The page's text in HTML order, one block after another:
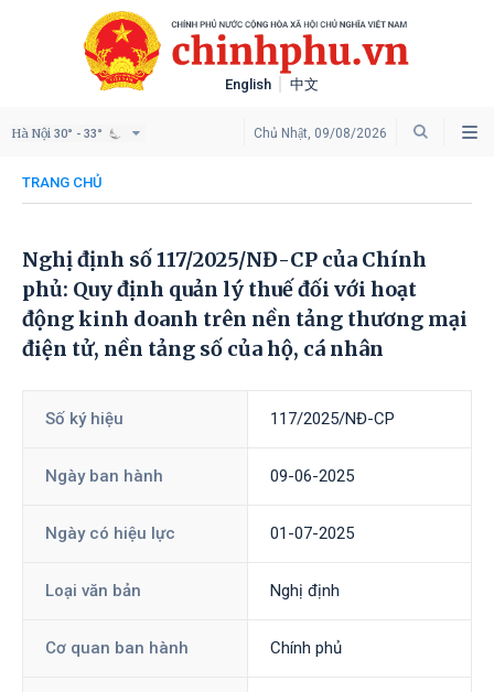
English 中文
Chủ Nhật, 09/08/2026
Hà Nội 30° - 33°
TRANG CHỦ
Nghị định số 117/2025/NĐ-CP của Chính
phủ: Quy định quản lý thuế đối với hoạt
động kinh doanh trên nền tảng thương mại
điện tử, nền tảng số của hộ, cá nhân
Số ký hiệu 117/2025/NĐ-CP
Ngày ban hành 09-06-2025
Ngày có hiệu lực 01-07-2025
Loại văn bản Nghị định
Cơ quan ban hành Chính phủ